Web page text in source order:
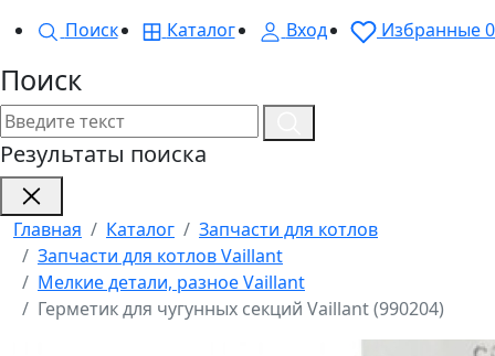
Поиск
Каталог Вход Избранные0
Поиск
Результаты поиска
Главная Каталог
Запчасти для котлов
Запчасти для котлов Vaillant
Мелкие детали, разное Vaillant
Герметик для чугунных секций Vaillant (990204)